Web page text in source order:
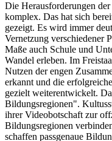
Die Herausforderungen
komplex. Das hat sich
gezeigt. Es wird immer
Vernetzung verschiedener
Maße auch Schule und
Wandel erleben. Im
Nutzen der engen
erkannt und die
gezielt weiterentwickelt.
Bildungsregionen".
ihrer Videobotschaft zur
Bildungsregionen
schaffen passgenaue